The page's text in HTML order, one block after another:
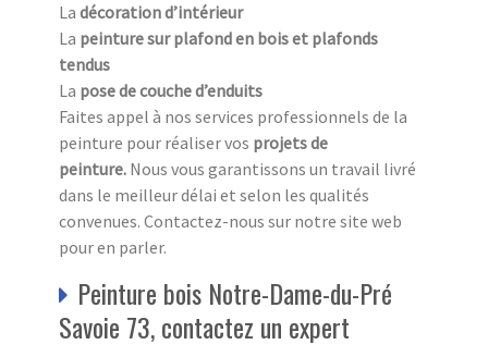
La décoration d’intérieur
La peinture sur plafond en bois et plafonds
tendus
La pose de couche d’enduits
Faites appel à nos services professionnels de la
peinture pour réaliser vos projets de
peinture. Nous vous garantissons un travail livré
dans le meilleur délai et selon les qualités
convenues. Contactez-nous sur notre site web
pour en parler.
Peinture bois Notre-Dame-du-Pré
Savoie 73, contactez un expert